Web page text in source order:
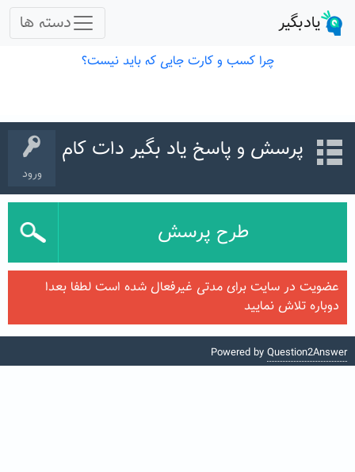
ورود
پرسش و پاسخ یاد بگیر دات کام
طرح پرسش
عضویت در سایت برای مدتی غیرفعال شده است لطفا بعدا
دوباره تلاش نمایید
Powered by Question2Answer